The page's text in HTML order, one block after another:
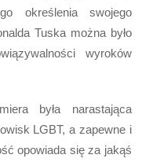
określenia swojego
Tuska można było
wyroków
była narastająca
LGBT, a zapewne i
opowiada się za jakąś